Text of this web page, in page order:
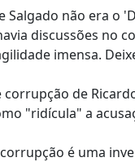
não era o
discussões no
imensa.
de
"ridícula" a
é uma